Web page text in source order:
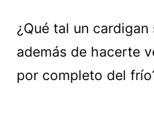
¿Qué tal un
además de hacerte
por completo del